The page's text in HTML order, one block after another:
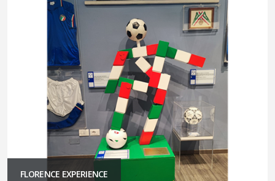
FLORENCE EXPERIENCE